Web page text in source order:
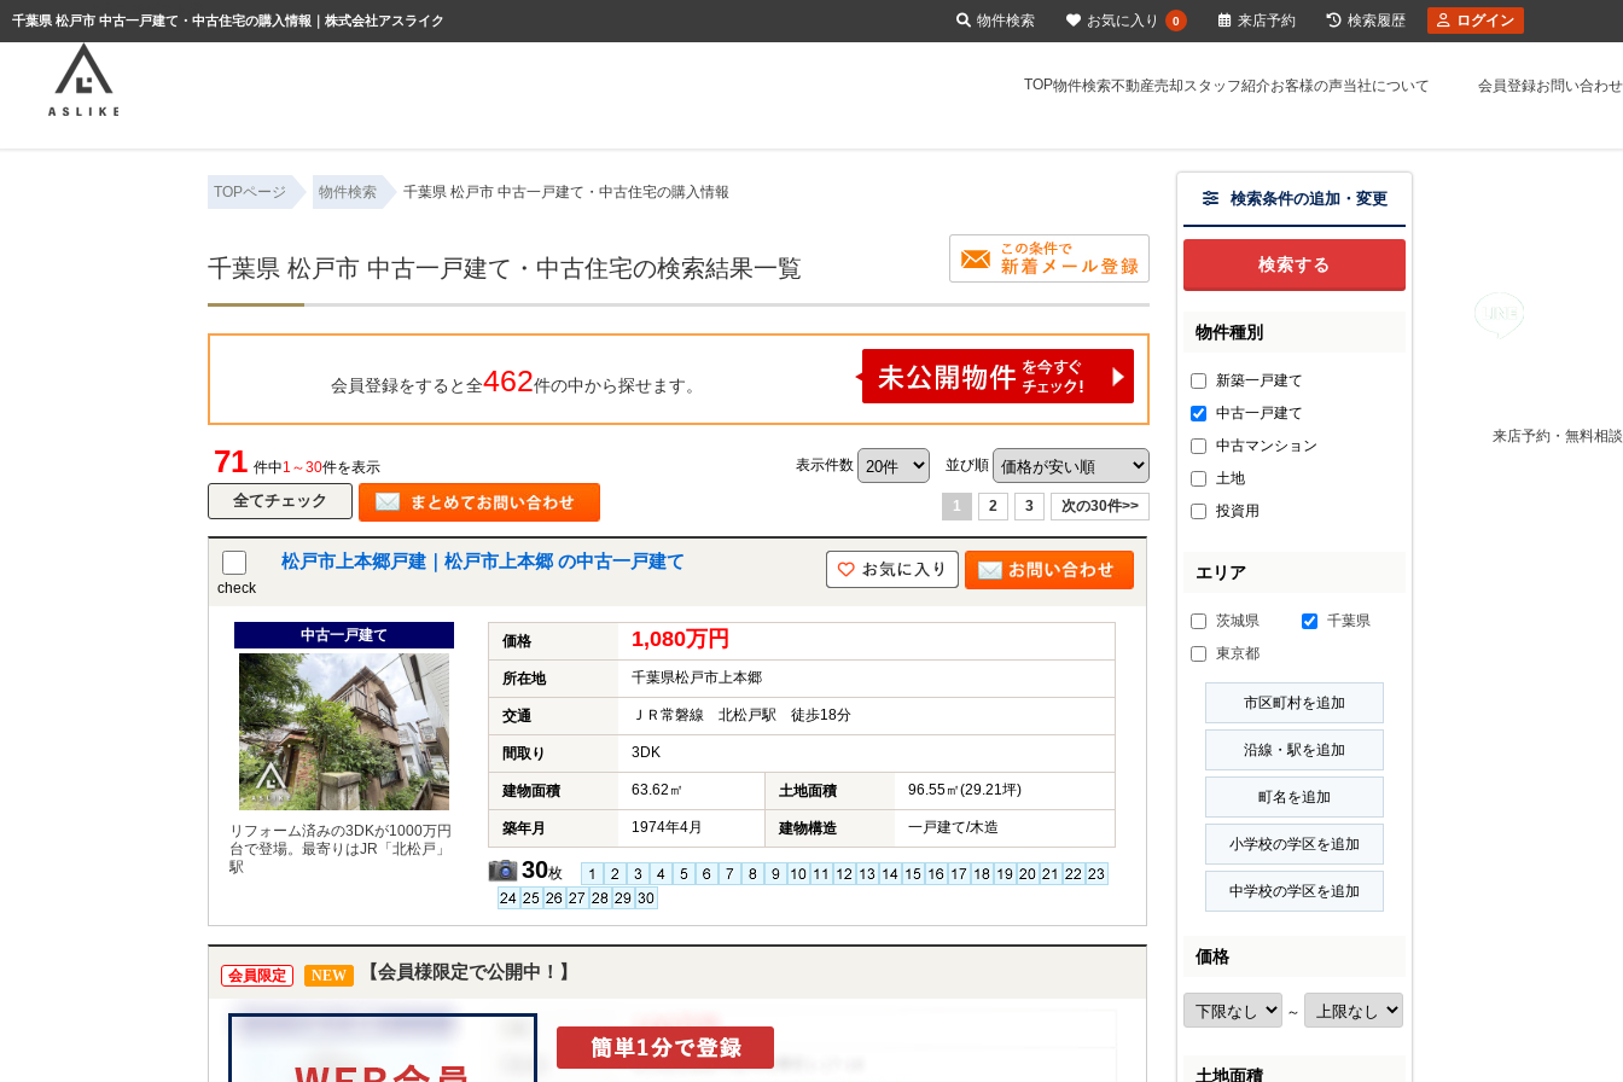
千葉県 松戸市 中古一戸建て・中古住宅の購入情報｜株式会社アスライク
TOP物件検索不動産売却スタッフ紹介お客様の声当社について 会員登録お問い合わせ
来店予約・無料相談
TOPページ 物件検索 千葉県 松戸市 中古一戸建て・中古住宅の購入情報
千葉県 松戸市 中古一戸建て・中古住宅の検索結果一覧
会員登録をすると全462件の中から探せます。
71 件中1～30件を表示 表示件数 並び順
1 2 3 次の30件>>
check
松戸市上本郷戸建｜松戸市上本郷 の中古一戸建て
中古一戸建て
リフォーム済みの3DKが1000万円
台で登場。最寄りはJR「北松戸」
駅
価格 1,080万円
所在地 千葉県松戸市上本郷
交通 ＪＲ常磐線 北松戸駅 徒歩18分
間取り 3DK
建物面積 63.62㎡ 土地面積 96.55㎡(29.21坪)
築年月 1974年4月 建物構造 一戸建て/木造
30枚
会員限定 NEW 【会員様限定で公開中！】
検索条件の追加・変更
物件種別
新築一戸建て
中古一戸建て
中古マンション
土地
投資用
エリア
茨城県
千葉県
東京都
価格
～
土地面積
物件検索 お気に入り 0 来店予約 検索履歴 ログイン
ようこそゲスト様